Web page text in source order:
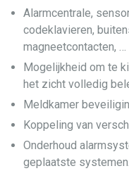
Alarmcentrale,
codeklavieren,
magneetcontacten, …
Mogelijkheid om te
het zicht volledig
Meldkamer
Koppeling van
Onderhoud
geplaatste systemen.